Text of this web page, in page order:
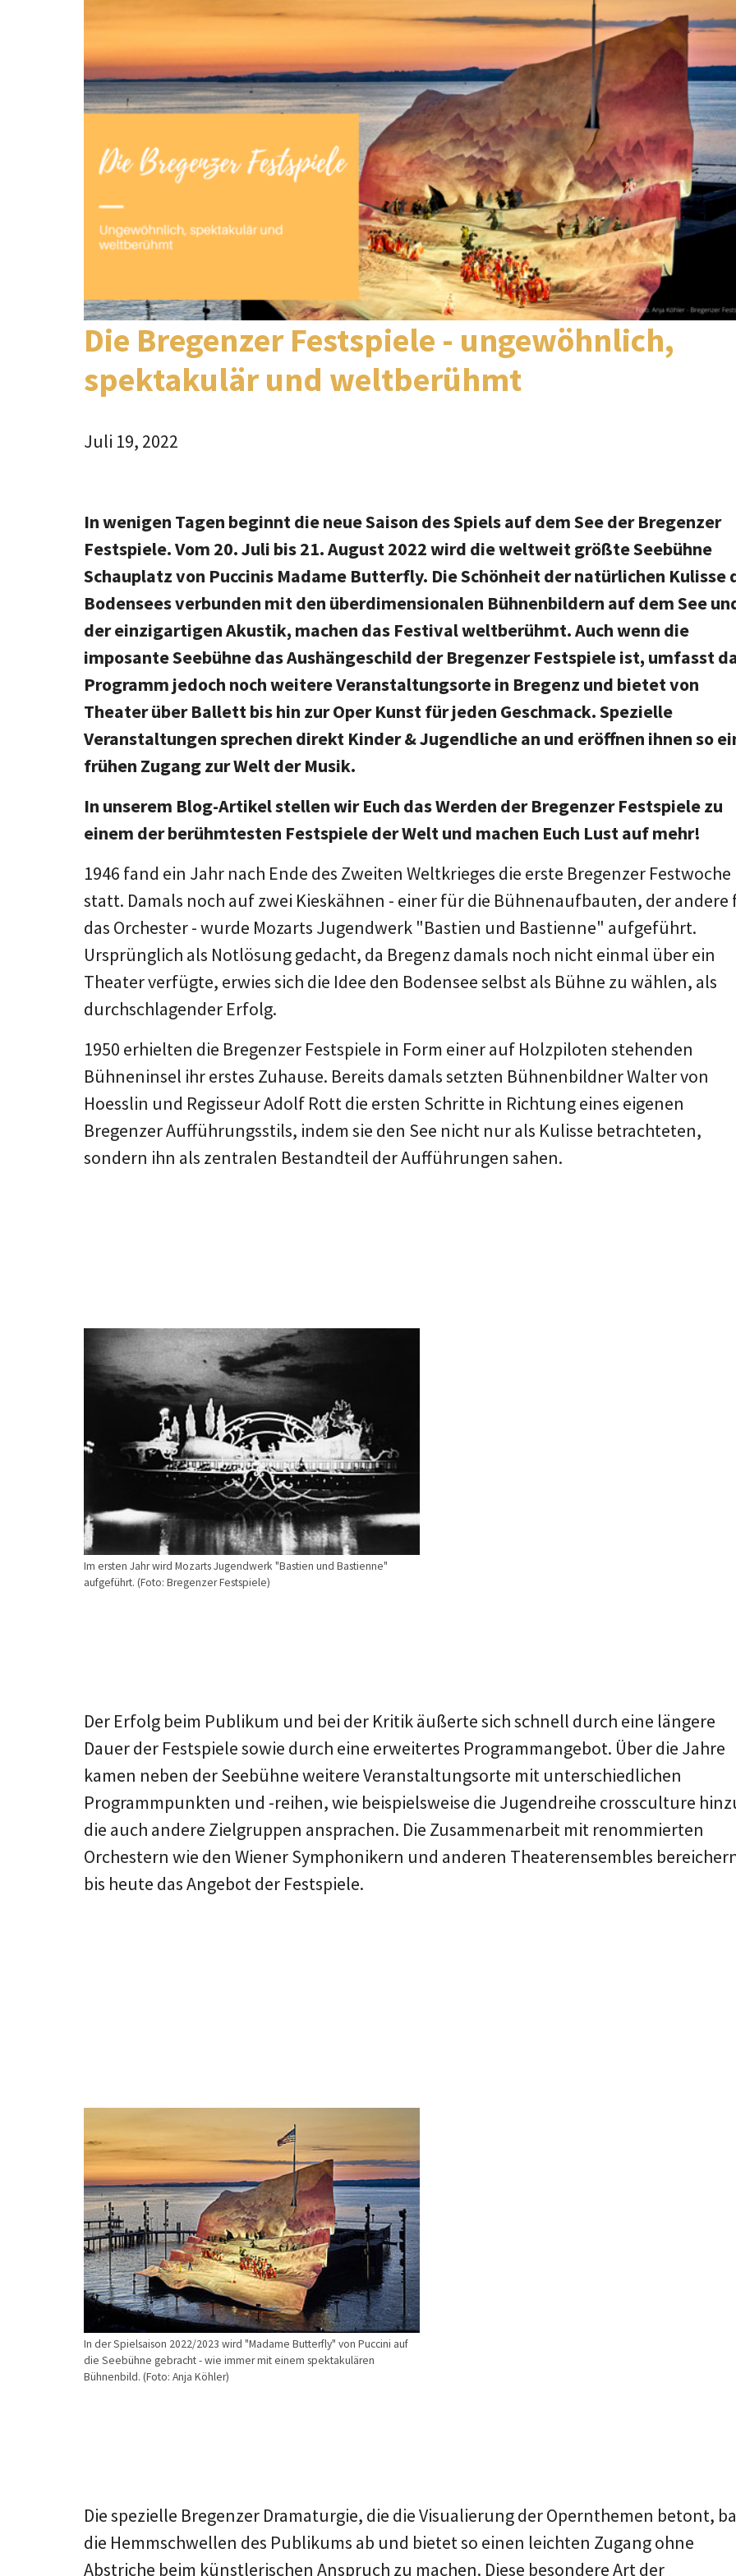
Die Bregenzer Festspiele - ungewöhnlich,
spektakulär und weltberühmt
Juli 19, 2022
In wenigen Tagen beginnt die neue Saison des Spiels auf dem See der Bregenzer
Festspiele. Vom 20. Juli bis 21. August 2022 wird die weltweit größte Seebühne
Schauplatz von Puccinis Madame Butterfly. Die Schönheit der natürlichen Kulisse
Bodensees verbunden mit den überdimensionalen Bühnenbildern auf dem See
der einzigartigen Akustik, machen das Festival weltberühmt. Auch wenn die
imposante Seebühne das Aushängeschild der Bregenzer Festspiele ist, umfasst
Programm jedoch noch weitere Veranstaltungsorte in Bregenz und bietet von
Theater über Ballett bis hin zur Oper Kunst für jeden Geschmack. Spezielle
Veranstaltungen sprechen direkt Kinder & Jugendliche an und eröffnen ihnen so
frühen Zugang zur Welt der Musik.
In unserem Blog-Artikel stellen wir Euch das Werden der Bregenzer Festspiele zu
einem der berühmtesten Festspiele der Welt und machen Euch Lust auf mehr!
1946 fand ein Jahr nach Ende des Zweiten Weltkrieges die erste Bregenzer Festwoche
statt. Damals noch auf zwei Kieskähnen - einer für die Bühnenaufbauten, der andere
das Orchester - wurde Mozarts Jugendwerk "Bastien und Bastienne" aufgeführt.
Ursprünglich als Notlösung gedacht, da Bregenz damals noch nicht einmal über ein
Theater verfügte, erwies sich die Idee den Bodensee selbst als Bühne zu wählen, als
durchschlagender Erfolg.
1950 erhielten die Bregenzer Festspiele in Form einer auf Holzpiloten stehenden
Bühneninsel ihr erstes Zuhause. Bereits damals setzten Bühnenbildner Walter von
Hoesslin und Regisseur Adolf Rott die ersten Schritte in Richtung eines eigenen
Bregenzer Aufführungsstils, indem sie den See nicht nur als Kulisse betrachteten,
sondern ihn als zentralen Bestandteil der Aufführungen sahen.
Im ersten Jahr wird Mozarts Jugendwerk "Bastien und Bastienne"
aufgeführt. (Foto: Bregenzer Festspiele)
Der Erfolg beim Publikum und bei der Kritik äußerte sich schnell durch eine längere
Dauer der Festspiele sowie durch eine erweitertes Programmangebot. Über die Jahre
kamen neben der Seebühne weitere Veranstaltungsorte mit unterschiedlichen
Programmpunkten und -reihen, wie beispielsweise die Jugendreihe crossculture
die auch andere Zielgruppen ansprachen. Die Zusammenarbeit mit renommierten
Orchestern wie den Wiener Symphonikern und anderen Theaterensembles
bis heute das Angebot der Festspiele.
In der Spielsaison 2022/2023 wird "Madame Butterfly" von Puccini auf
die Seebühne gebracht - wie immer mit einem spektakulären
Bühnenbild. (Foto: Anja Köhler)
Die spezielle Bregenzer Dramaturgie, die die Visualierung der Opernthemen betont,
die Hemmschwellen des Publikums ab und bietet so einen leichten Zugang ohne
Abstriche beim künstlerischen Anspruch zu machen. Diese besondere Art der